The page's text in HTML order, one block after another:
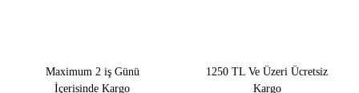
Maximum 2 iş Günü
İçerisinde Kargo
1250 TL Ve Üzeri Ücretsiz
Kargo